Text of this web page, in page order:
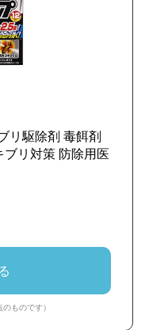
リ駆除剤 毒餌剤
リ対策 防除用医
ものです）